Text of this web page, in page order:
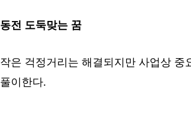
동전 도둑맞는 꿈
작은 걱정거리는 해결되지만 사업상
풀이한다.